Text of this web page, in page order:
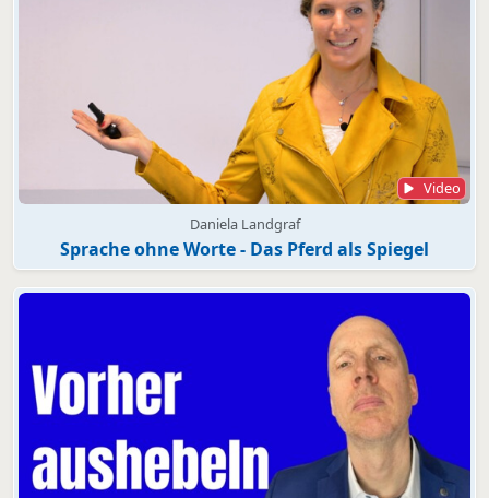
Video
Daniela Landgraf
Sprache ohne Worte - Das Pferd als Spiegel